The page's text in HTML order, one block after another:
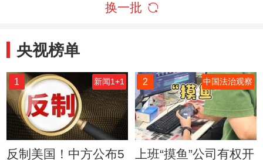
换一批
央视榜单
1 新闻1+1
反制美国！中方公布5
2 中国法治观察
上班“摸鱼”公司有权开